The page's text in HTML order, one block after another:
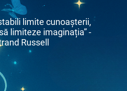
limite cunoașterii,
limiteze imaginația” -
Russell